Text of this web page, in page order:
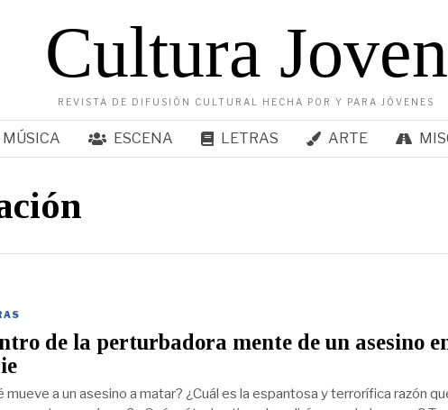
Cultura Joven
REVISTA DE DIFUSIÓN CULTURAL HECHA POR Y PARA JÓVENES
MÚSICA ESCENA LETRAS ARTE
de la perturbadora mente de un asesino
mueve a un asesino a matar? ¿Cuál es la espantosa y terrorífica razón